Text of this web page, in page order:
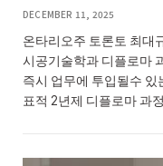
DECEMBER 11, 2025
온타리오주 토론토 최대
시공기술학과 디플로마
즉시 업무에 투입될수 있
표적 2년제 디플로마 과